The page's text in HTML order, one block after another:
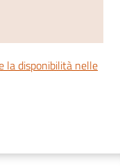
la disponibilità nelle